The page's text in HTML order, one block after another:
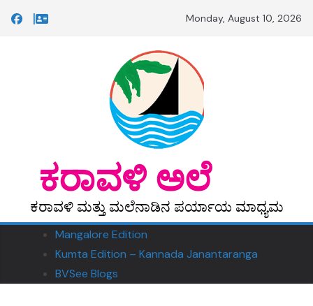
Monday, August 10, 2026
‎ ‎‎ಕರಾವಳಿ ಅಲೆ
ಕರಾವಳಿ ಮತ್ತು ಮಲೆನಾಡಿನ ಪರ್ಯಾಯ ಮಾಧ್ಯಮ
Mangalore Edition
Kumta Edition – Kannada Janantaranga
BVSee Blogs